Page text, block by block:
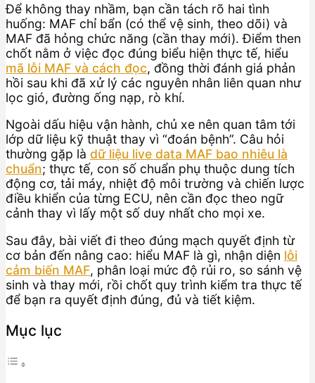
Để không thay nhầm, bạn cần tách rõ hai tình
huống: MAF chỉ bẩn (có thể vệ sinh, theo dõi) và
MAF đã hỏng chức năng (cần thay mới). Điểm then
chốt nằm ở việc đọc đúng biểu hiện thực tế, hiểu
mã lỗi MAF và cách đọc, đồng thời đánh giá phản
hồi sau khi đã xử lý các nguyên nhân liên quan như
lọc gió, đường ống nạp, rò khí.
Ngoài dấu hiệu vận hành, chủ xe nên quan tâm tới
lớp dữ liệu kỹ thuật thay vì “đoán bệnh”. Câu hỏi
thường gặp là dữ liệu live data MAF bao nhiêu là
chuẩn; thực tế, con số chuẩn phụ thuộc dung tích
động cơ, tải máy, nhiệt độ môi trường và chiến lược
điều khiển của từng ECU, nên cần đọc theo ngữ
cảnh thay vì lấy một số duy nhất cho mọi xe.
Sau đây, bài viết đi theo đúng mạch quyết định từ
cơ bản đến nâng cao: hiểu MAF là gì, nhận diện lỗi
cảm biến MAF, phân loại mức độ rủi ro, so sánh vệ
sinh và thay mới, rồi chốt quy trình kiểm tra thực tế
để bạn ra quyết định đúng, đủ và tiết kiệm.
Mục lục